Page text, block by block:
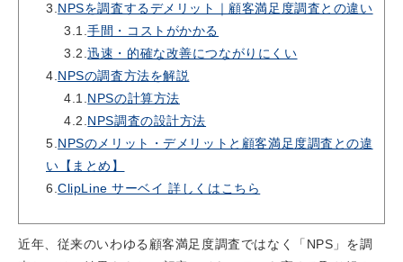
3. NPSを調査するデメリット｜顧客満足度調査との違い
3.1.手間・コストがかかる
3.2.迅速・的確な改善につながりにくい
4. NPSの調査方法を解説
4.1. NPSの計算方法
4.2. NPS調査の設計方法
5. NPSのメリット・デメリットと顧客満足度調査との違
い【まとめ】
6.ClipLine サーベイ 詳しくはこちら
近年、従来のいわゆる顧客満足度調査ではなく「NPS」を調